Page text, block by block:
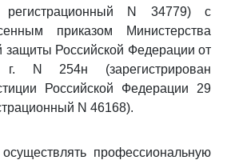
N 34779) с
приказом Министерства
защиты Российской Федерации от
N 254н (зарегистрирован
Российской Федерации 29
N 46168).
профессиональную